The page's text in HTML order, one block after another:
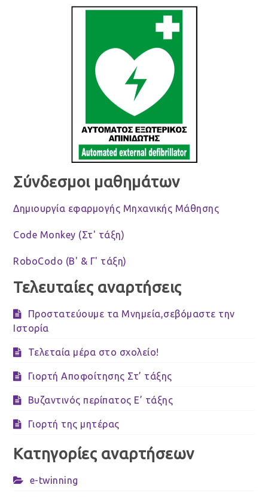
Σύνδεσμοι μαθημάτων
Δημιουργία εφαρμογής Μηχανικής Μάθησης
Code Monkey (Στ' τάξη)
RoboCodo (Β' & Γ' τάξη)
Τελευταίες αναρτήσεις
Προστατεύουμε τα Μνημεία,σεβόμαστε την
Ιστορία
Τελεταία μέρα στο σχολείο!
Γιορτή Αποφοίτησης Στ’ τάξης
Βυζαντινός περίπατος Ε’ τάξης
Γιορτή της μητέρας
Κατηγορίες αναρτήσεων
e-twinning